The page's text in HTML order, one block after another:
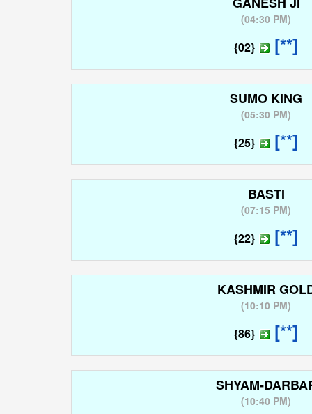
(04:30 PM)
{02} [**]
SUMO KING
(05:30 PM)
{25} [**]
BASTI
(07:15 PM)
{22} [**]
KASHMIR
(10:10 PM)
{86} [**]
SHYAM-
(10:40 PM)